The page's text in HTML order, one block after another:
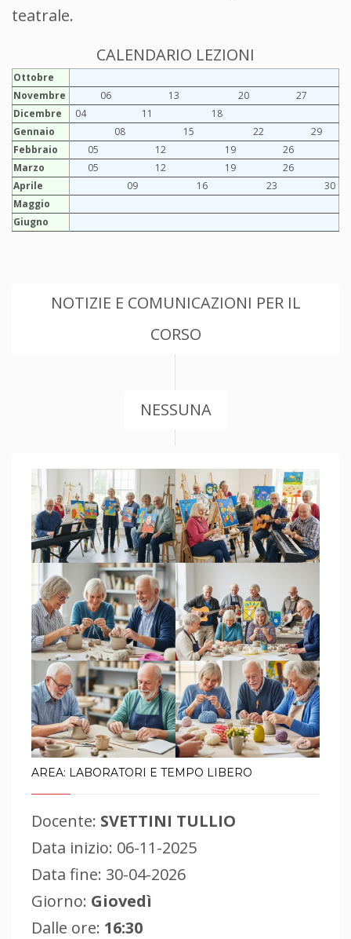
teatrale.
CALENDARIO LEZIONI
Ottobre
Novembre
06 13 20
27
Dicembre
04 11
18
Gennaio
08 15 22
29
Febbraio
05 12 19
26
Marzo
05 12 19
26
Aprile
09 16 23
30
Maggio
Giugno
NOTIZIE E COMUNICAZIONI PER IL
CORSO
NESSUNA
AREA: LABORATORI E TEMPO LIBERO
Docente: SVETTINI TULLIO
Data inizio: 06-11-2025
Data fine: 30-04-2026
Giorno: Giovedì
Dalle ore: 16:30